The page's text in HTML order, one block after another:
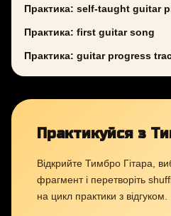
Практика: self-taught guitar
Практика: first guitar song
Практика: guitar progress
Практикуйся з
Відкрийте Тимбро Гітара,
фрагмент і перетворіть
на цикл практики з відгуком.